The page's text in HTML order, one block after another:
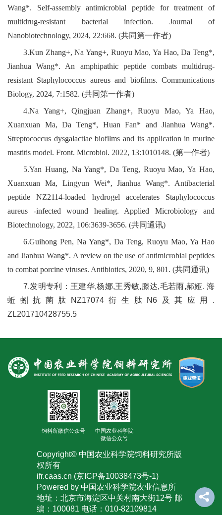
Wang*. Self-assembly antimicrobial peptide for treatment of
multidrug-resistant bacterial infection. Journal of
Nanobiotechnology, 2024, 22:668. (共同第一作者)
3.Kun Zhang+, Na Yang+, Ruoyu Mao, Ya Hao, Da Teng*,
Jianhua Wang*. An amphipathic peptide combats multidrug-
resistant Staphylococcus aureus and biofilms. Communications
Biology, 2024, 7:1582. (共同第一作者)
4.Na Yang+, Qingjuan Zhang+, Ruoyu Mao, Ya Hao,
Xuanxuan Ma, Da Teng*, Huan Fan* and Jianhua Wang*.
Streptococcus dysgalactiae biofilms and its application in murine
mastitis model. Front. Microbiol. 2022, 13:1010148. (第一作者)
5.Yan Huang, Na Yang*, Da Teng, Ruoyu Mao, Ya Hao,
Xuanxuan Ma, Lingyun Wei*, Jianhua Wang*. Antibacterial
peptide NZ2114‑loaded hydrogel accelerates Staphylococcus
aureus ‑infected wound healing. Applied Microbiology and
Biotechnology, 2022, 106:3639-3656. (共同通讯)
6.Guihong Pen, Na Yang*, Da Teng, Ruoyu Mao, Ya Hao
and Jianhua Wang*. A review on the use of antimicrobial peptides
to combat porcine viruses. Antibiotics, 2020, 9, 801. (共同通讯)
7.发明专利：王建华,杨娜,王秀敏,滕达,毛若雨,郝娅. 海
蚯蚓抗菌肽NZ17074衍生肽N6及其应用.
ZL201710428755.5
饲料所微信公众号
中国农业科学院
微信公众号
Copyright© 中国农业科学院饲料研究所版
权所有
ifr.caas.cn (京ICP备10038473号-1)
Powered by 中国农业科学院农业信息所
地址：北京市海淀区中关村南大街12号 邮
编：100081 电话：010-82109814